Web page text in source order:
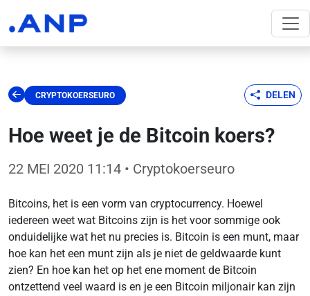
CRYPTOKOERSEURO DELEN
Hoe weet je de Bitcoin koers?
22 MEI 2020 11:14 • Cryptokoerseuro
Bitcoins, het is een vorm van cryptocurrency. Hoewel
iedereen weet wat Bitcoins zijn is het voor sommige ook
onduidelijke wat het nu precies is. Bitcoin is een munt, maar
hoe kan het een munt zijn als je niet de geldwaarde kunt
zien? En hoe kan het op het ene moment de Bitcoin
ontzettend veel waard is en je een Bitcoin miljonair kan zijn